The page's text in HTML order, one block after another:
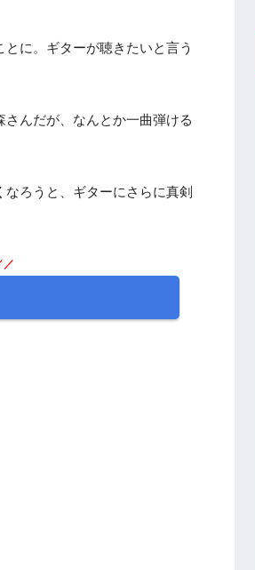
に。ギターが聴きたいと言う
んだが、なんとか一曲弾ける
ろうと、ギターにさらに真剣
／